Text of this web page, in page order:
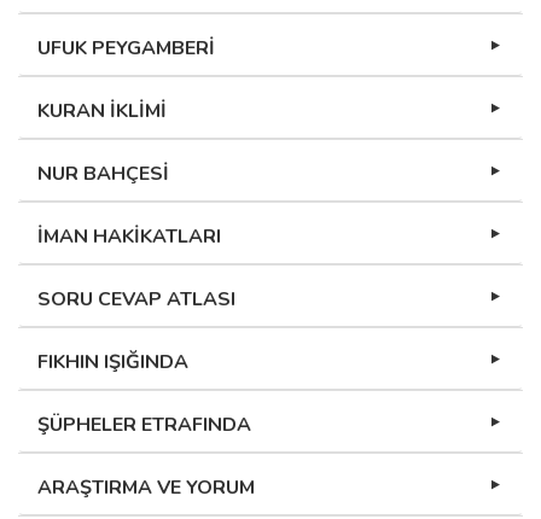
UFUK PEYGAMBERİ
KURAN İKLİMİ
NUR BAHÇESİ
İMAN HAKİKATLARI
SORU CEVAP ATLASI
FIKHIN IŞIĞINDA
ŞÜPHELER ETRAFINDA
ARAŞTIRMA VE YORUM